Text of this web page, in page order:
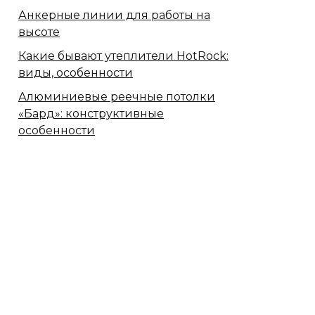
Анкерные линии для работы на
высоте
Какие бывают утеплители HotRock:
виды, особенности
Алюминиевые реечные потолки
«Бард»: конструктивные
особенности